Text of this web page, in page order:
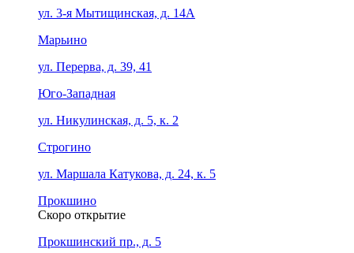
ул. 3-я Мытищинская, д. 14А
Марьино
ул. Перерва, д. 39, 41
Юго-Западная
ул. Никулинская, д. 5, к. 2
Строгино
ул. Маршала Катукова, д. 24, к. 5
Прокшино
Скоро открытие
Прокшинский пр., д. 5